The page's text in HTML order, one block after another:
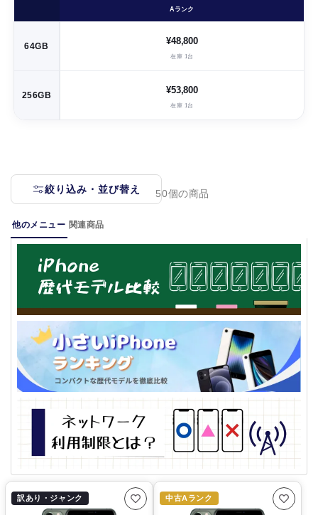
Aランク
64GB ¥48,800
在庫 1台
256GB ¥53,800
在庫 1台
絞り込み・並び替え 50個の商品
他のメニュー 関連商品
訳あり・ジャンク 中古Aランク